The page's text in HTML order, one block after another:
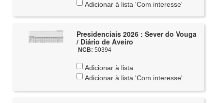
Adicionar à lista 'Com interesse'
Presidenciais 2026 : Sever do Vouga
/ Diário de Aveiro
NCB: 50394
Adicionar à lista
Adicionar à lista 'Com interesse'